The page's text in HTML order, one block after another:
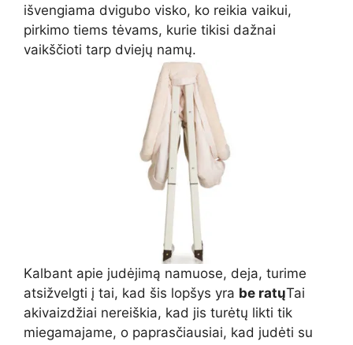
išvengiama dvigubo visko, ko reikia vaikui,
pirkimo tiems tėvams, kurie tikisi dažnai
vaikščioti tarp dviejų namų.
Kalbant apie judėjimą namuose, deja, turime
atsižvelgti į tai, kad šis lopšys yra be ratųTai
akivaizdžiai nereiškia, kad jis turėtų likti tik
miegamajame, o paprasčiausiai, kad judėti su